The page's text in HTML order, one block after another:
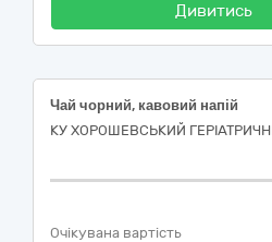
Дивитись
Чай чорний, кавовий напій
КУ ХОРОШЕВСЬКИЙ
Очікувана вартість